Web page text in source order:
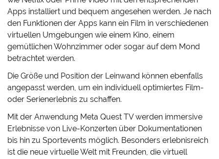
Apps installiert und bequem angesehen werden. Je nach
den Funktionen der Apps kann ein Film in verschiedenen
virtuellen Umgebungen wie einem Kino, einem
gemütlichen Wohnzimmer oder sogar auf dem Mond
betrachtet werden.
Die Größe und Position der Leinwand können ebenfalls
angepasst werden, um ein individuell optimiertes Film-
oder Serienerlebnis zu schaffen.
Mit der Anwendung Meta Quest TV werden immersive
Erlebnisse von Live-Konzerten über Dokumentationen
bis hin zu Sportevents möglich. Besonders erlebnisreich
ist die neue virtuelle Welt mit Freunden, die virtuell